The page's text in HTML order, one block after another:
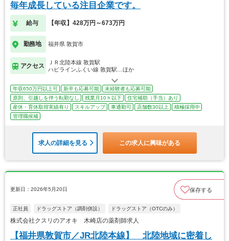
毎年成長している注目企業です。
給与 【年収】428万円～673万円
勤務地 福井県 敦賀市
アクセス
ＪＲ北陸本線 敦賀駅
ハピラインふくい線 敦賀駅…ほか
年収650万円以上可 新卒も応募可能
未経験者も応募可能
原則、引越しを伴う転勤なし
残業月10ｈ以下
住宅補助（手当）あり
産休・育休取得実績有り
スキルアップ 車通勤可 店舗数30以上
積極採用中
管理職候補
求人の詳細を見る この求人に興味がある
更新日：2026年5月20日 保存する
正社員 ドラッグストア（調剤併設） ドラッグストア（OTCのみ）
株式会社クスリのアオキ 木崎店の薬剤師求人
【福井県敦賀市／JR北陸本線】 北陸地域に密着し